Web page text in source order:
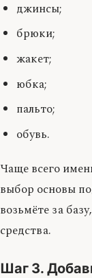
джинсы;
брюки;
жакет;
юбка;
пальто;
обувь.
Чаще всего
выбор основы
возьмёте за
средства.
Шаг 3.